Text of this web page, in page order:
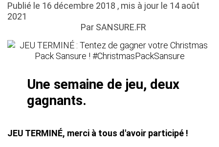
Publié le 16 décembre 2018 , mis à jour le 14 août
2021
Par SANSURE.FR
Une semaine de jeu, deux
gagnants.
JEU TERMINÉ, merci à tous d'avoir participé !